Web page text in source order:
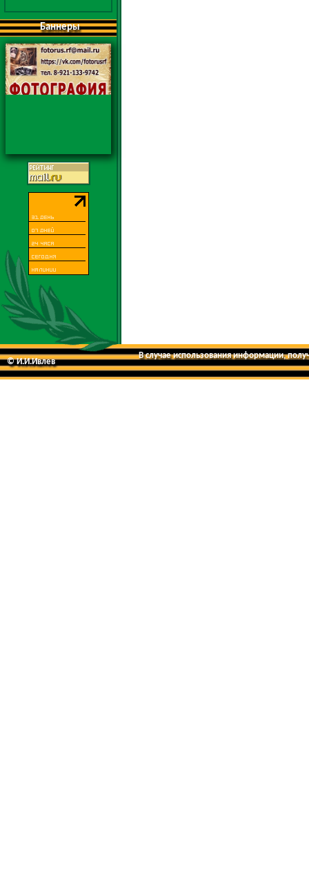
Баннеры
© И.И.Ивлев
В случае использования информации,